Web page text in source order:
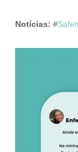
Notícias: #